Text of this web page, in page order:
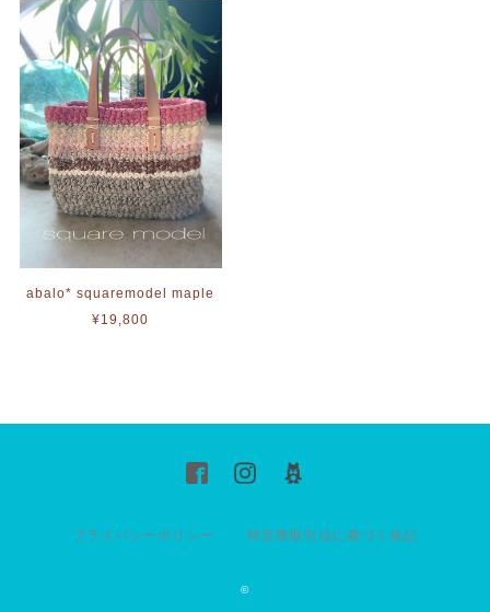
abalo* squaremodel maple
¥19,800
プライバシーポリシー 特定商取引法に基づく表記
©